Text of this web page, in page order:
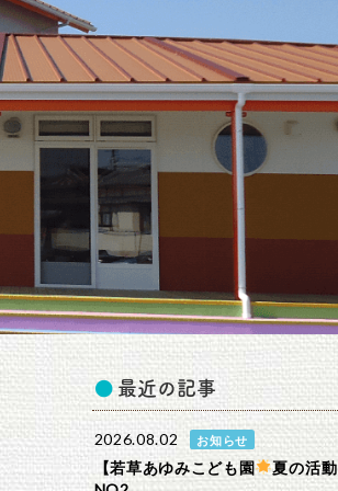
最近の記事
2026.08.02 お知らせ
【若草あゆみこども園 夏の活動